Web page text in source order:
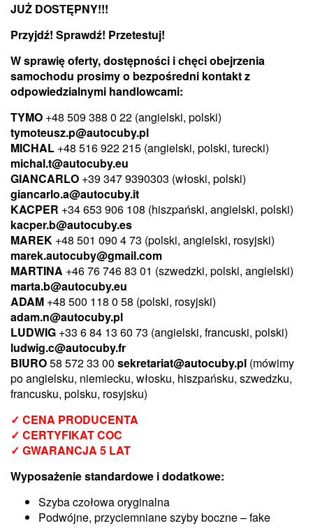
JUŻ DOSTĘPNY!!!
Przyjdź! Sprawdź! Przetestuj!
W sprawię oferty, dostępności i chęci obejrzenia
samochodu prosimy o bezpośredni kontakt z
odpowiedzialnymi handlowcami:
TYMO +48 509 388 0 22 (angielski, polski)
tymoteusz.p@autocuby.pl
MICHAL +48 516 922 215 (angielski, polski, turecki)
michal.t@autocuby.eu
GIANCARLO +39 347 9390303 (włoski, polski)
giancarlo.a@autocuby.it
KACPER +34 653 906 108 (hiszpański, angielski, polski)
kacper.b@autocuby.es
MAREK +48 501 090 4 73 (polski, angielski, rosyjski)
marek.autocuby@gmail.com
MARTINA +46 76 746 83 01 (szwedzki, polski, angielski)
marta.b@autocuby.eu
ADAM +48 500 118 0 58 (polski, rosyjski)
adam.n@autocuby.pl
LUDWIG +33 6 84 13 60 73 (angielski, francuski, polski)
ludwig.c@autocuby.fr
BIURO58 572 33 00 sekretariat@autocuby.pl (mówimy
po angielsku, niemiecku, włosku, hiszpańsku, szwedzku,
francusku, polsku, rosyjsku)
✓ CENA PRODUCENTA
✓ CERTYFIKAT COC
✓ GWARANCJA 5 LAT
Wyposażenie standardowe i dodatkowe:
Szyba czołowa oryginalna
Podwójne, przyciemniane szyby boczne – fake